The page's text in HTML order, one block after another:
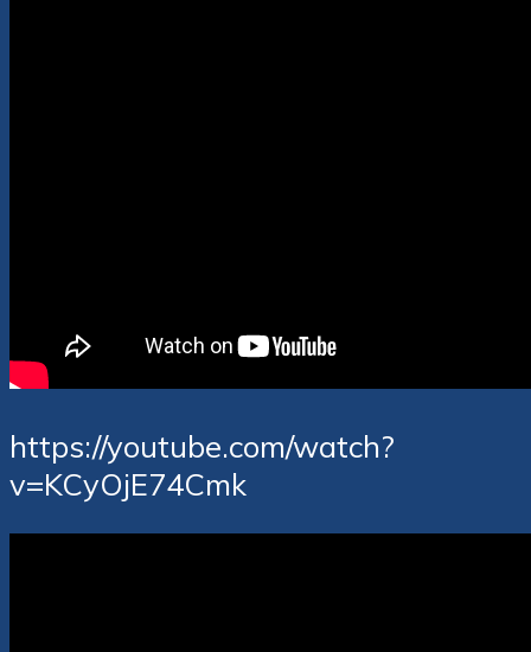
https://youtube.com/watch?
v=KCyOjE74Cmk